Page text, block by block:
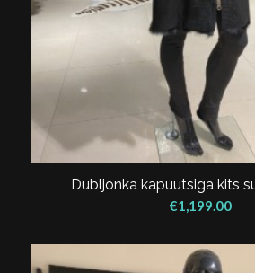
Dubljonka kapuutsiga kits
€1,199.00